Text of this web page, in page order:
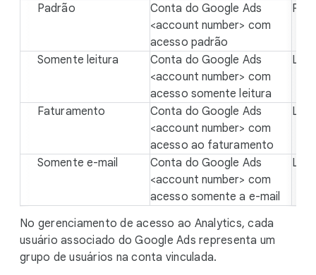
Padrão
Conta do Google Ads
<account number> com
acesso padrão
Somente leitura
Conta do Google Ads
<account number> com
acesso somente leitura
Faturamento
Conta do Google Ads
<account number> com
acesso ao faturamento
Somente e-mail
Conta do Google Ads
<account number> com
acesso somente a e-mail
No gerenciamento de acesso ao Analytics, cada
usuário associado do Google Ads representa um
grupo de usuários na conta vinculada.